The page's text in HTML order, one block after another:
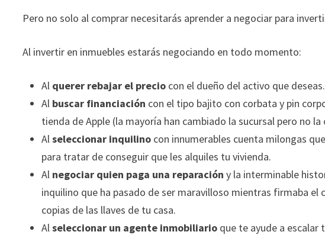
Pero no solo al comprar necesitarás aprender a negociar para
Al invertir en inmuebles estarás negociando en todo momento:
Al querer rebajar el precio con el dueño del activo que deseas.
Al buscar financiación con el tipo bajito con corbata y pin
tienda de Apple (la mayoría han cambiado la sucursal pero no
Alseleccionar inquilino con innumerables cuenta milongas
para tratar de conseguir que les alquiles tu vivienda.
Al negociar quien paga una reparación y la interminable
inquilino que ha pasado de ser maravilloso mientras firmaba
copias de las llaves de tu casa.
Alseleccionar un agente inmobiliario que te ayude a escalar
durante tu
cookies,
funcionalidades
desaparecerán
Marketing
Al compartir tus
intereses y
comportamiento
mientras visitas
nuestro sitio,